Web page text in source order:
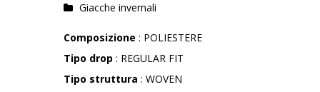
Giacche invernali
Composizione : POLIESTERE
Tipo drop : REGULAR FIT
Tipo struttura : WOVEN